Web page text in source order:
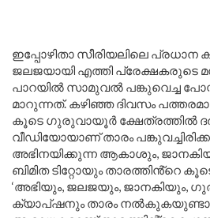
ഇപ്പോഴിതാ സീരിയലിലെ പ്രധാന
ജലജയായി എത്തി പ്രേക്ഷകരുടെ
പാറയിൽ സാമുവൽ പങ്കുവെച്ച
മാറുന്നത്. കഴിഞ്ഞ ദിവസം
കൂടെ ഗുരുവായൂർ ക്ഷേത്രത്തിൽ
വീഡിയോയാണ് താരം
അഭിനയിക്കുന്ന ആകാശും,
ബിമിത ടിറ്റോയും താരത്തിൻ്റെ
‘അഭിയും, ജലജയും, ജാനകിയും,
ക്യാപ്ഷനും താരം നൽകുകയുണ്ടായി